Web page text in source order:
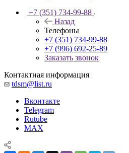
+7 (351) 734-99-88
Назад
Телефоны
+7 (351) 734-99-88
+7 (996) 692-25-89
Заказать звонок
Контактная информация
tdsm@list.ru
Вконтакте
Telegram
Rutube
MAX